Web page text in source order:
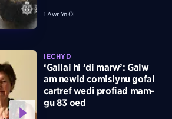
1 Awr Yn Ôl
IECHYD
‘Gallai hi ’di marw’: Galw
am newid comisiynu gofal
cartref wedi profiad mam-
gu 83 oed